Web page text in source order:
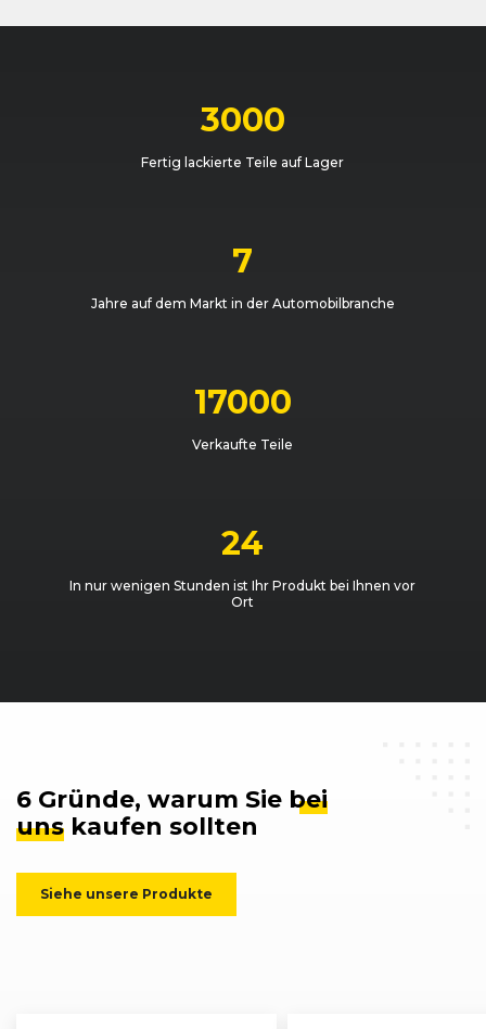
3000
Fertig lackierte Teile auf Lager
7
Jahre auf dem Markt in der Automobilbranche
17000
Verkaufte Teile
24
In nur wenigen Stunden ist Ihr Produkt bei Ihnen vor
Ort
6 Gründe, warum Sie bei
uns kaufen sollten
Siehe unsere Produkte